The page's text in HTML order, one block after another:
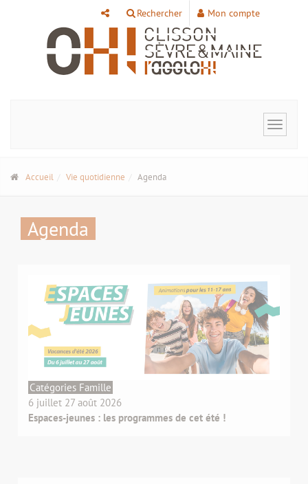
Rechercher Mon compte
Toggle
Accueil Vie quotidienne Agenda
Agenda
Catégories Famille
6 juillet 27 août 2026
Espaces-jeunes : les programmes de cet été !
Panneau de gestion des cookies